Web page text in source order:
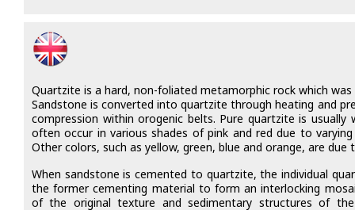
Quartzite is a hard, non-foliated metamorphic rock which
Sandstone is converted into quartzite through heating and
compression within orogenic belts. Pure quartzite is
often occur in various shades of pink and red due to
Other colors, such as yellow, green, blue and orange, are due
When sandstone is cemented to quartzite, the individual
the former cementing material to form an interlocking
of the original texture and sedimentary structures of